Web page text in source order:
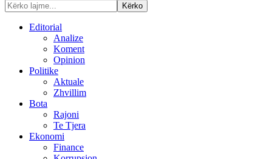
Editorial
Analize
Koment
Opinion
Politike
Aktuale
Zhvillim
Bota
Rajoni
Te Tjera
Ekonomi
Finance